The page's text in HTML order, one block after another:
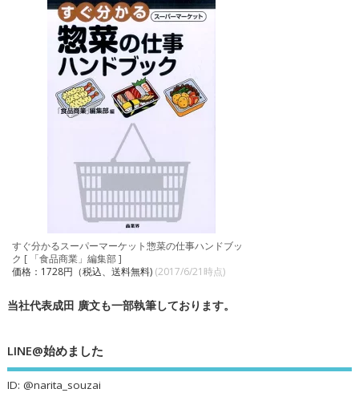
すぐ分かるスーパーマーケット惣菜の仕事ハンドブッ
ク [ 「食品商業」編集部 ]
価格：1728円（税込、送料無料) (2017/6/21時点)
当社代表成田 廣文も一部執筆しております。
LINE@始めました
ID: @narita_souzai